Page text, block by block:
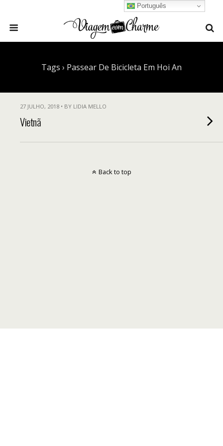
Tags › Passear De Bicicleta Em Hoi An
27 JULHO, 2018 • BY LIDIA MELLO
Vietnã
Português
Back to top